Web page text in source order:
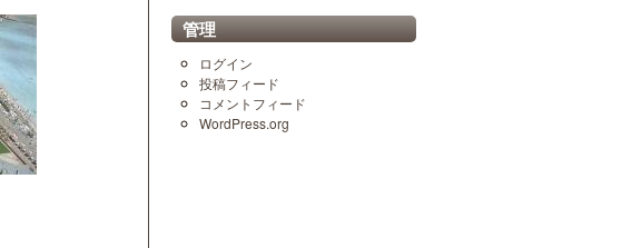
ー
カ
イ
ブ
管理
ログイン
投稿フィード
コメントフィード
WordPress.org